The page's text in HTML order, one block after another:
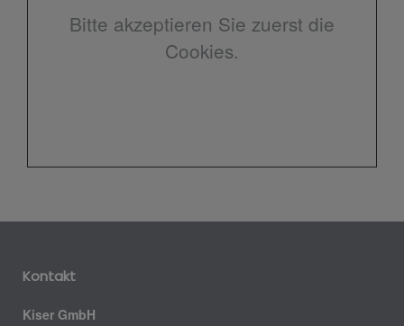
Bitte akzeptieren Sie zuerst die
Cookies.
Kontakt
Kiser GmbH